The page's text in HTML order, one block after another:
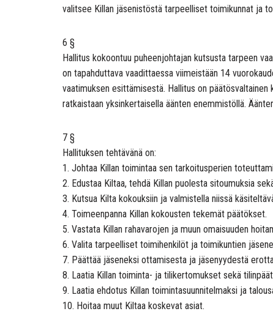
valitsee Killan jäsenistöstä tarpeelliset toimikunnat ja
6 §
Hallitus kokoontuu puheenjohtajan kutsusta tarpeen
on tapahduttava vaadittaessa viimeistään 14
vaatimuksen esittämisestä. Hallitus on
ratkaistaan yksinkertaisella äänten enemmistöllä.
7 §
Hallituksen tehtävänä on:
1. Johtaa Killan toimintaa sen tarkoitusperien
2. Edustaa Kiltaa, tehdä Killan puolesta sitoumuksia
3. Kutsua Kilta kokouksiin ja valmistella niissä
4. Toimeenpanna Killan kokousten tekemät päätökset.
5. Vastata Killan rahavarojen ja muun omaisuuden
6. Valita tarpeelliset toimihenkilöt ja toimikuntien
7. Päättää jäseneksi ottamisesta ja jäsenyydestä
8. Laatia Killan toiminta- ja tilikertomukset sekä
9. Laatia ehdotus Killan toimintasuunnitelmaksi ja
10. Hoitaa muut Kiltaa koskevat asiat.